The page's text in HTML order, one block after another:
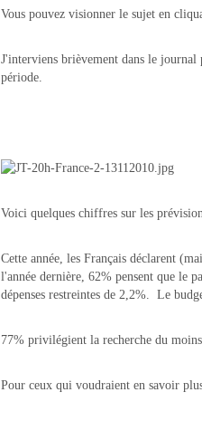
Vous pouvez visionner le sujet en
J'interviens brièvement dans le journal
période.
Voici quelques chiffres sur les
Cette année, les Français déclarent
l'année dernière, 62% pensent que le
dépenses restreintes de 2,2%. Le
77% privilégient la recherche du
Pour ceux qui voudraient en savoir